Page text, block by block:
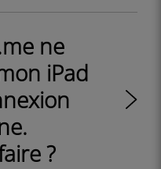
ne
iPad
?